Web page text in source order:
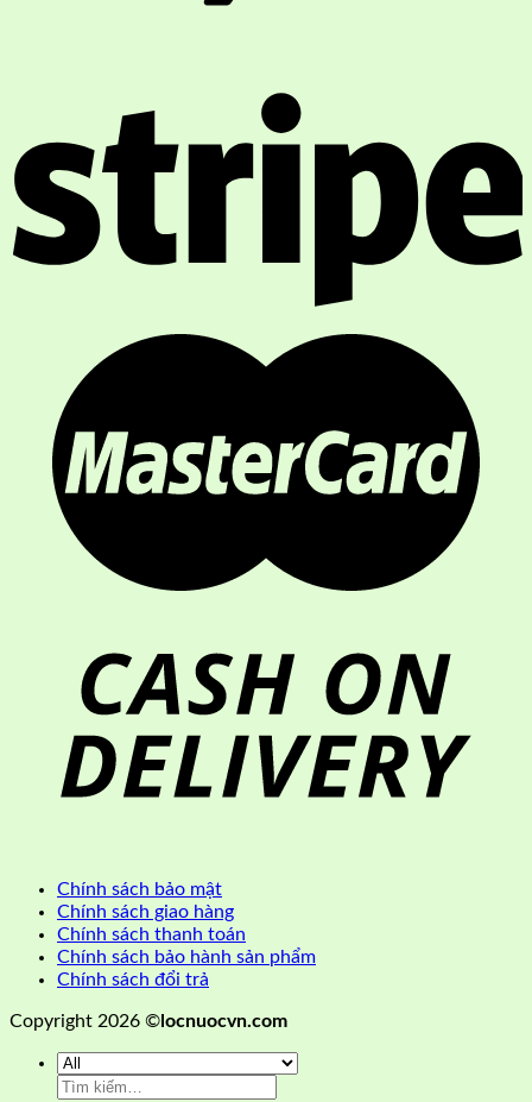
Chính sách bảo mật
Chính sách giao hàng
Chính sách thanh toán
Chính sách bảo hành sản phẩm
Chính sách đổi trả
Copyright 2026 © locnuocvn.com
Tìm